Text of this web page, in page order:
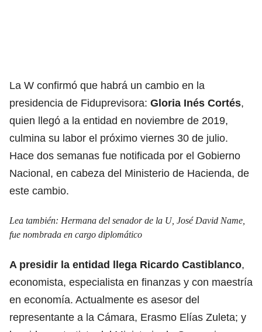
La W confirmó que habrá un cambio en la
presidencia de Fiduprevisora: Gloria Inés Cortés,
quien llegó a la entidad en noviembre de 2019,
culmina su labor el próximo viernes 30 de julio.
Hace dos semanas fue notificada por el Gobierno
Nacional, en cabeza del Ministerio de Hacienda, de
este cambio.
Lea también: Hermana del senador de la U, José David Name,
fue nombrada en cargo diplomático
A presidir la entidad llega Ricardo Castiblanco,
economista, especialista en finanzas y con maestría
en economía. Actualmente es asesor del
representante a la Cámara, Erasmo Elías Zuleta; y